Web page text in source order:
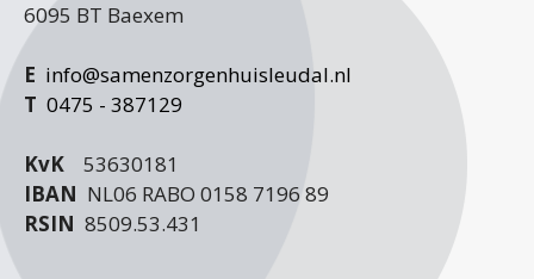
6095 BT Baexem
E info@samenzorgenhuisleudal.nl
T 0475 - 387129
KvK 53630181
IBAN NL06 RABO 0158 7196 89
RSIN 8509.53.431